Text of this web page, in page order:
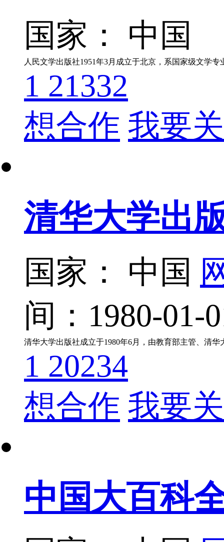
国家： 中国
1 21332
想合作 我要
清华大学出
国家： 中国
间：1980-01-
1 20234
想合作 我要
中国大百科